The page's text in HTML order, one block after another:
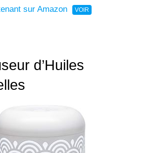
sur Amazon
d’Huiles